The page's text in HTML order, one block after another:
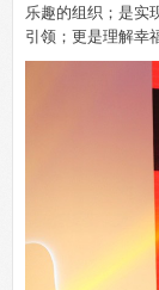
乐趣的组织；是实
引领；更是理解幸